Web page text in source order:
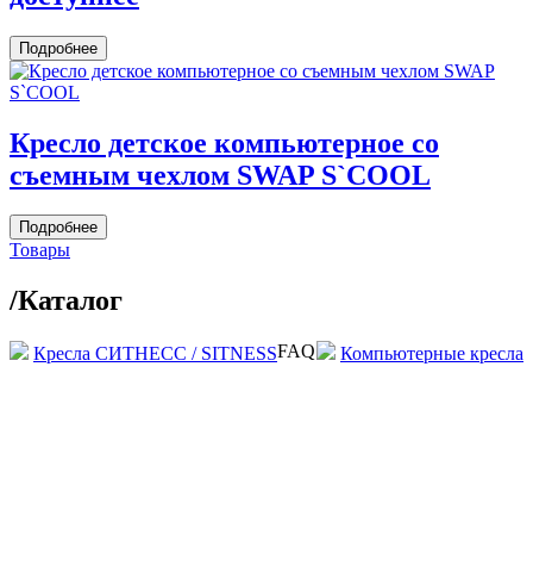
Подробнее
Кресло детское компьютерное со
съемным чехлом SWAP S`COOL
Подробнее
Товары
/Каталог
Компьютерные кресла
Кресла СИТНЕСС / SITNESSFAQ